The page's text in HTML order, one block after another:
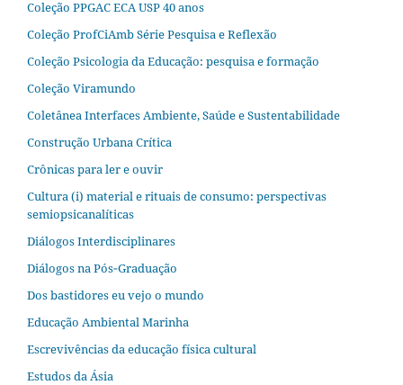
Coleção PPGAC ECA USP 40 anos
Coleção ProfCiAmb Série Pesquisa e Reflexão
Coleção Psicologia da Educação: pesquisa e formação
Coleção Viramundo
Coletânea Interfaces Ambiente, Saúde e Sustentabilidade
Construção Urbana Crítica
Crônicas para ler e ouvir
Cultura (i) material e rituais de consumo: perspectivas
semiopsicanalíticas
Diálogos Interdisciplinares
Diálogos na Pós‐Graduação
Dos bastidores eu vejo o mundo
Educação Ambiental Marinha
Escrevivências da educação física cultural
Estudos da Ásia​